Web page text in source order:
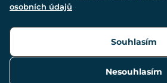
© Všechna práva vyhrazena.
osobních údajů
Nesouhlasím
Souhlasím